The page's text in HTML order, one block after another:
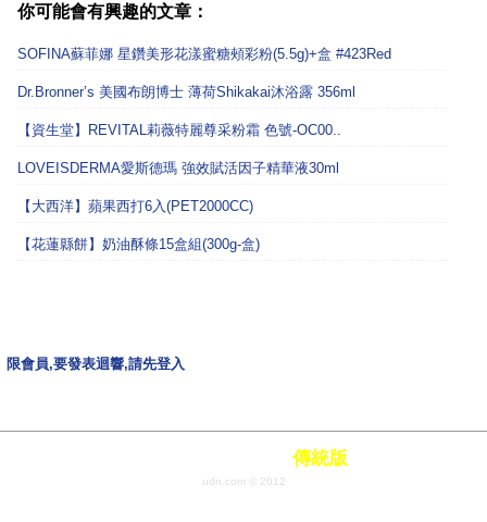
你可能會有興趣的文章：
SOFINA蘇菲娜 星鑽美形花漾蜜糖頰彩粉(5.5g)+盒 #423Red
Dr.Bronner’s 美國布朗博士 薄荷Shikakai沐浴露 356ml
【資生堂】REVITAL莉薇特麗尊采粉霜 色號-OC00..
LOVEISDERMA愛斯德瑪 強效賦活因子精華液30ml
【大西洋】蘋果西打6入(PET2000CC)
【花蓮縣餅】奶油酥條15盒組(300g-盒)
限會員,要發表迴響,請先登入
|傳統版
udn.com © 2012